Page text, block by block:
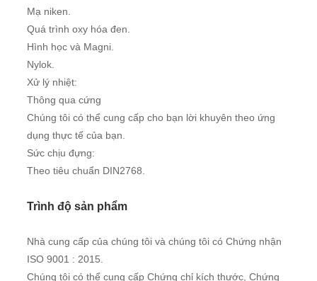
Mạ niken.
Quá trình oxy hóa đen.
Hình học và Magni.
Nylok.
Xử lý nhiệt:
Thông qua cứng
Chúng tôi có thể cung cấp cho bạn lời khuyên theo ứng
dụng thực tế của bạn.
Sức chịu đựng:
Theo tiêu chuẩn DIN2768.
Trình độ sản phẩm
Nhà cung cấp của chúng tôi và chúng tôi có Chứng nhận
ISO 9001 : 2015.
Chúng tôi có thể cung cấp Chứng chỉ kích thước, Chứng